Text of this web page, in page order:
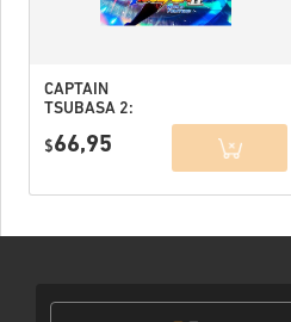
CAPTAIN
TSUBASA 2:
FIGHTERS PC
$66,95